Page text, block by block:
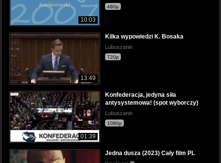
10:03
480p
13:49
Kilka wypowiedzi K. Bosaka
Lubuszanin
720p
01:39
Konfederacja, jedyna siła
antysystemowa! (spot wyborczy)
Lubuszanin
1080p
Jedna dusza (2023) Cały film PL